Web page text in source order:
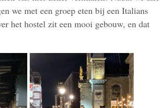
we met een groep eten bij een Italians
het hostel zit een mooi gebouw, en dat